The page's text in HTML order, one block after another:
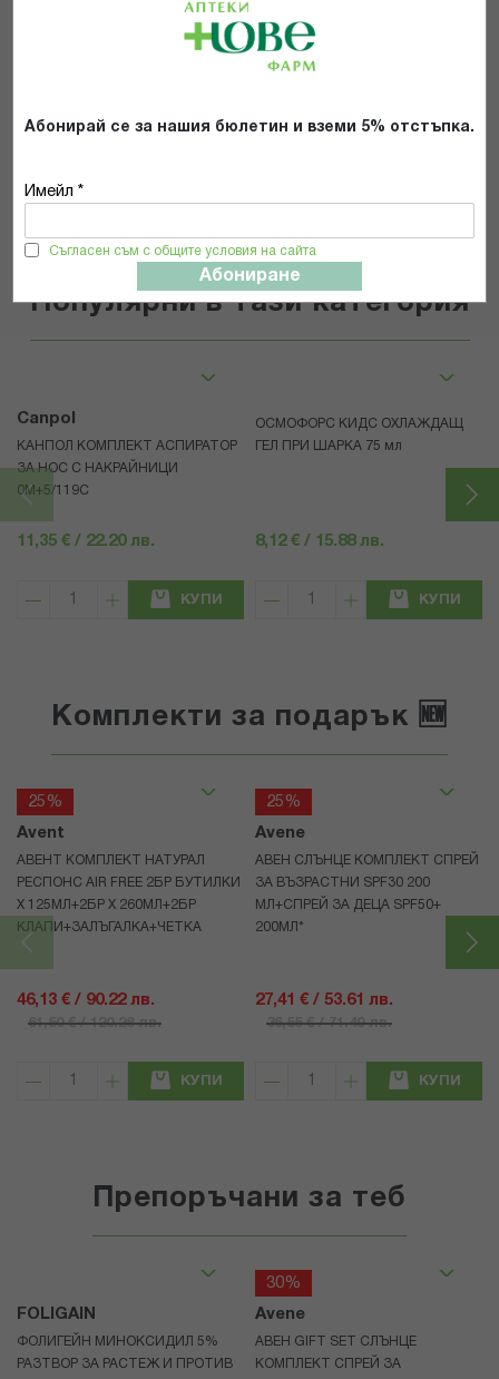
Абонирай се за нашия бюлетин и вземи 5% отстъпка.
Имейл *
Съгласен съм с общите условия на сайта
Абониране
Прочетох и се съгласявам с
Общите условия и политиката за
Популярни в тази категория
Canpol
КАНПОЛ КОМПЛЕКТ АСПИРАТОР
ЗА НОС С НАКРАЙНИЦИ
0М+5/119C
11,35 € / 22.20 лв.
КУПИ
ОСМОФОРС КИДС ОХЛАЖДАЩ
ГЕЛ ПРИ ШАРКА 75 мл
8,12 € / 15.88 лв.
КУПИ
Комплекти за подарък 🆕
25%
Avent
АВЕНТ КОМПЛЕКТ НАТУРАЛ
РЕСПОНС AIR FREE 2БР БУТИЛКИ
Х 125МЛ+2БР Х 260МЛ+2БР
КЛАПИ+ЗАЛЪГАЛКА+ЧЕТКА
46,13 € / 90.22 лв.
61,50 € / 120.28 лв.
КУПИ
25%
Avene
АВЕН СЛЪНЦЕ КОМПЛЕКТ СПРЕЙ
ЗА ВЪЗРАСТНИ SPF30 200
МЛ+СПРЕЙ ЗА ДЕЦА SPF50+
200МЛ*
27,41 € / 53.61 лв.
36,55 € / 71.49 лв.
КУПИ
Препоръчани за теб
FOLIGAIN
ФОЛИГЕЙН МИНОКСИДИЛ 5%
РАЗТВОР ЗА РАСТЕЖ И ПРОТИВ
30%
Avene
АВЕН GIFT SET СЛЪНЦЕ
КОМПЛЕКТ СПРЕЙ ЗА